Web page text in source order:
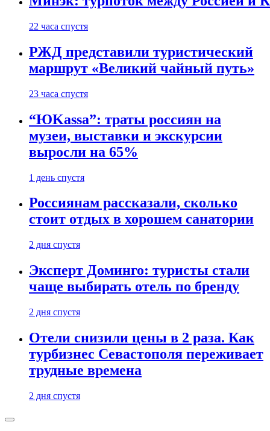
22 часа спустя
РЖД представили туристический
маршрут «Великий чайный путь»
23 часа спустя
“ЮKassa”: траты россиян на
музеи, выставки и экскурсии
выросли на 65%
1 день спустя
Россиянам рассказали, сколько
стоит отдых в хорошем санатории
2 дня спустя
Эксперт Доминго: туристы стали
чаще выбирать отель по бренду
2 дня спустя
Отели снизили цены в 2 раза. Как
турбизнес Севастополя переживает
трудные времена
2 дня спустя